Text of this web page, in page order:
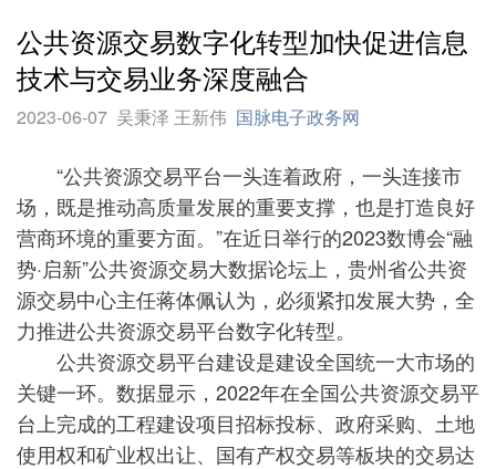
公共资源交易数字化转型加快促进信息
技术与交易业务深度融合
2023-06-07 吴秉泽 王新伟 国脉电子政务网
“公共资源交易平台一头连着政府，一头连接市
场，既是推动高质量发展的重要支撑，也是打造良好
营商环境的重要方面。”在近日举行的2023数博会“融
势·启新”公共资源交易大数据论坛上，贵州省公共资
源交易中心主任蒋体佩认为，必须紧扣发展大势，全
力推进公共资源交易平台数字化转型。
公共资源交易平台建设是建设全国统一大市场的
关键一环。数据显示，2022年在全国公共资源交易平
台上完成的工程建设项目招标投标、政府采购、土地
使用权和矿业权出让、国有产权交易等板块的交易达